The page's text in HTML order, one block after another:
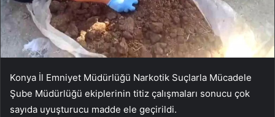
Konya İl Emniyet Müdürlüğü Narkotik Suçlarla Mücadele
Şube Müdürlüğü ekiplerinin titiz çalışmaları sonucu çok
sayıda uyuşturucu madde ele geçirildi.